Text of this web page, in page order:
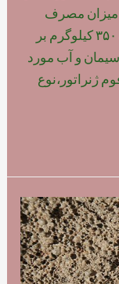
میزان مصرف
فوم بتن پلیمری برای بتن با چگالی خشک ۳۵۰ کیلوگرم بر
سیمان و آب مورد
ژنراتور،نوع